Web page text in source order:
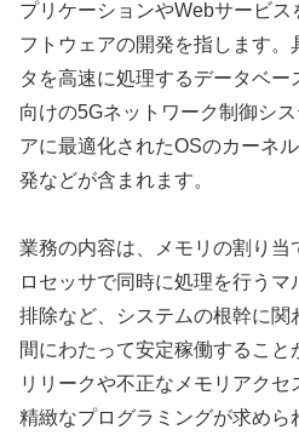
プリケーションやWebサービ
フトウェアの開発を指します
タを高速に処理するデータベ
向けの5Gネットワーク制御シ
アに最適化されたOSのカーネ
発などが含まれます。
業務の内容は、メモリの割り
ロセッサで同時に処理を行う
排除など、システムの根幹に関
間にわたって安定稼働するこ
リリークや不正なメモリアク
精緻なプログラミングが求めら